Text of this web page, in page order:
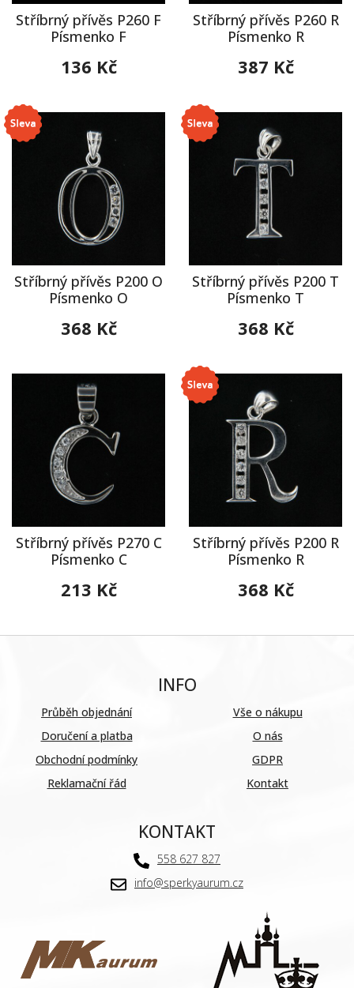
Stříbrný přívěs P260 F
Písmenko F
136 Kč
Stříbrný přívěs P260 R
Písmenko R
387 Kč
Stříbrný přívěs P200 O
Písmenko O
368 Kč
Stříbrný přívěs P200 T
Písmenko T
368 Kč
Stříbrný přívěs P270 C
Písmenko C
213 Kč
Stříbrný přívěs P200 R
Písmenko R
368 Kč
INFO
Průběh objednání
Doručení a platba
Obchodní podmínky
Reklamační řád
Vše o nákupu
O nás
GDPR
Kontakt
KONTAKT
558 627 827
info@sperkyaurum.cz